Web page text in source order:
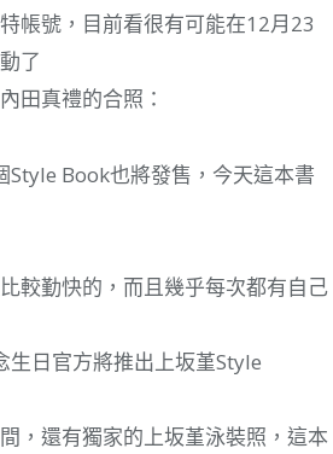
帳號，目前看很有可能在12月23
了
田真禮的合照：
Book也將發售，今天這本書
較勤快的，而且幾乎每次都有自己
日官方將推出上坂堇Style
，還有獨家的上坂堇泳裝照，這本